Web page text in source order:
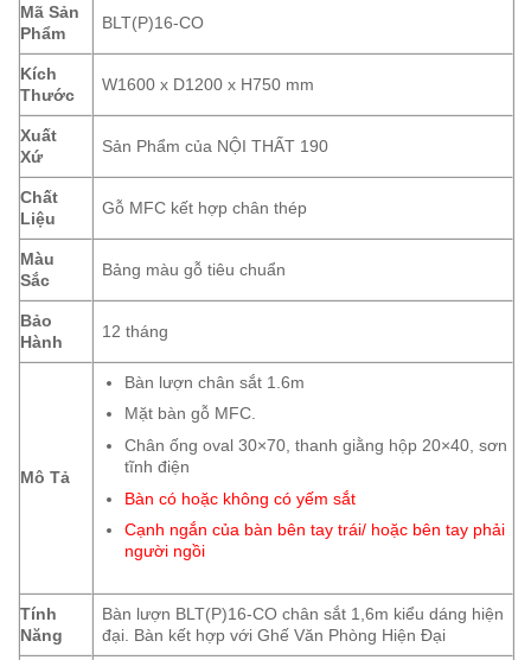
Mã Sản
Phẩm
BLT(P)16-CO
Kích
Thước
W1600 x D1200 x H750 mm
Xuất
Xứ
Sản Phẩm của NỘI THẤT 190
Chất
Liệu
Gỗ MFC kết hợp chân thép
Màu
Sắc
Bảng màu gỗ tiêu chuẩn
Bảo
Hành
12 tháng
Mô Tả
Bàn lượn chân sắt 1.6m
Mặt bàn gỗ MFC.
Chân ống oval 30×70, thanh giằng hộp 20×40, sơn
tĩnh điện
Bàn có hoặc không có yếm sắt
Cạnh ngắn của bàn bên tay trái/ hoặc bên tay phải
người ngồi
Tính
Năng
Bàn lượn BLT(P)16-CO chân sắt 1,6m kiểu dáng hiện
đại. Bàn kết hợp với Ghế Văn Phòng Hiện Đại